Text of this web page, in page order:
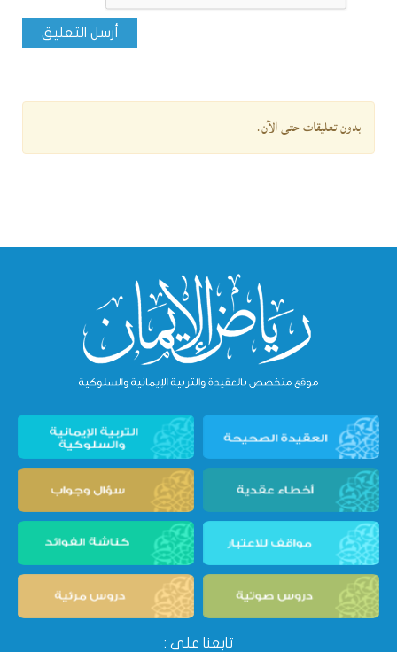
أرسل التعليق
بدون تعليقات حتى الآن.
تابعنا على :